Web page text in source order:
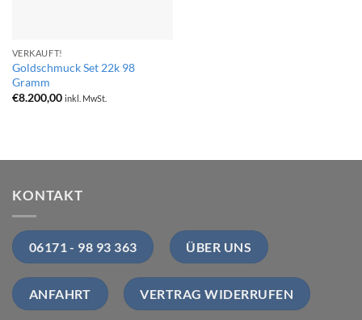
VERKAUFT!
Goldschmuck Set 22k 98
Gramm
€8.200,00 inkl. MwSt.
KONTAKT
06171 - 98 93 363 ÜBER UNS
ANFAHRT VERTRAG WIDERRUFEN